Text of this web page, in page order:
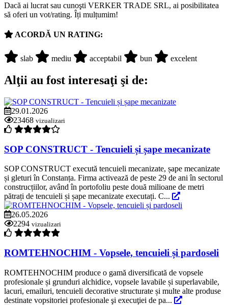
Dacă ai lucrat sau cunoşti VERKER TRADE SRL, ai posibilitatea
să oferi un vot/rating. Îți mulțumim!
ACORDĂ UN RATING:
slab mediu acceptabil bun excelent
Alţii au fost interesaţi şi de:
29.01.2026
23468 vizualizari
SOP CONSTRUCT - Tencuieli și șape mecanizate
SOP CONSTRUCT execută tencuieli mecanizate, șape mecanizate
și gleturi în Constanța. Firma activează de peste 29 de ani în sectorul
construcțiilor, având în portofoliu peste două milioane de metri
pătrați de tencuieli și șape mecanizate executați. C...
26.05.2026
2294 vizualizari
ROMTEHNOCHIM - Vopsele, tencuieli și pardoseli
ROMTEHNOCHIM produce o gamă diversificată de vopsele
profesionale și grunduri alchidice, vopsele lavabile și superlavabile,
lacuri, emailuri, tencuieli decorative structurate și multe alte produse
destinate vopsitoriei profesionale şi execuţiei de pa...